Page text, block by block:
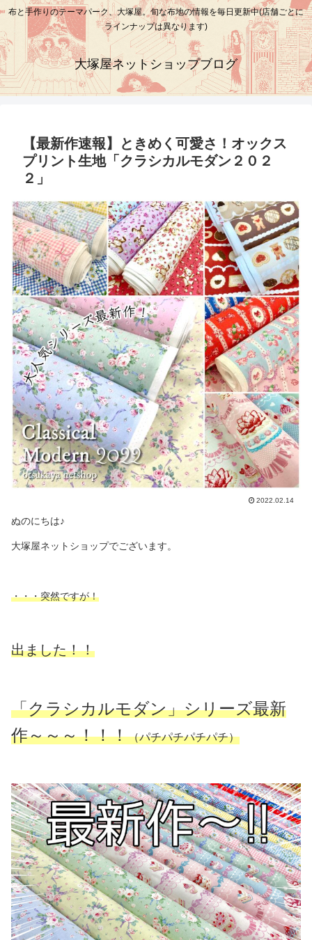
布と手作りのテーマパーク、大塚屋。旬な布地の情報を毎日更新中(店舗ごとに
ラインナップは異なります)
大塚屋ネットショップブログ
【最新作速報】ときめく可愛さ！オックス
プリント生地「クラシカルモダン２０２
２」
2022.02.14
ぬのにちは♪
大塚屋ネットショップでございます。
・・・突然ですが！
出ました！！
「クラシカルモダン」シリーズ最新
作～～～！！！（パチパチパチパチ）